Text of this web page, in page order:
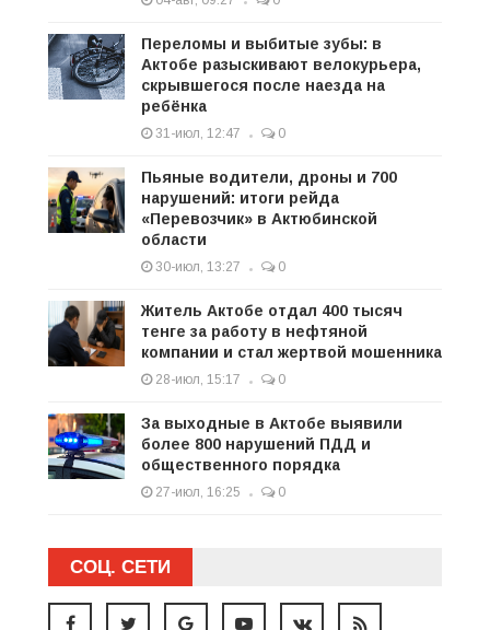
Переломы и выбитые зубы: в
Актобе разыскивают велокурьера,
скрывшегося после наезда на
ребёнка
31-июл, 12:47 0
Пьяные водители, дроны и 700
нарушений: итоги рейда
«Перевозчик» в Актюбинской
области
30-июл, 13:27 0
Житель Актобе отдал 400 тысяч
тенге за работу в нефтяной
компании и стал жертвой мошенника
28-июл, 15:17 0
За выходные в Актобе выявили
более 800 нарушений ПДД и
общественного порядка
27-июл, 16:25 0
СОЦ. СЕТИ